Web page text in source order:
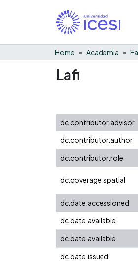
Home Academia
Lafi
dc.contributor.advisor
dc.contributor.author
dc.contributor.role
dc.coverage.spatial
dc.date.accessioned
dc.date.available
dc.date.available
dc.date.issued